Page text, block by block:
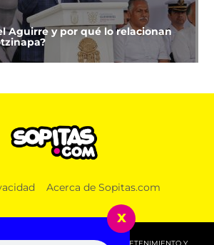
Aguirre y por qué lo relacionan
lomito que recibirá pensión
Acerca de Sopitas.com
x